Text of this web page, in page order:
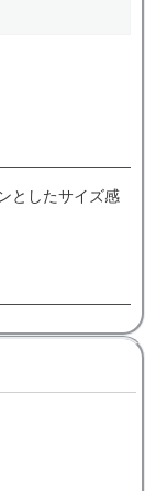
としたサイズ感